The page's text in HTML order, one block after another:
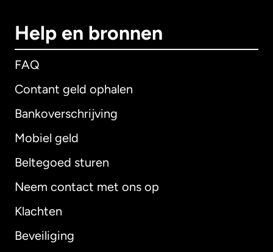
Help en bronnen
FAQ
Contant geld ophalen
Bankoverschrijving
Mobiel geld
Beltegoed sturen
Neem contact met ons op
Klachten
Beveiliging